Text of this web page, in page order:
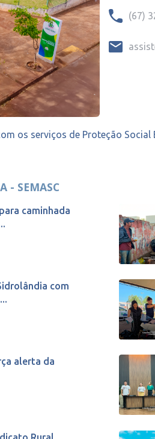
(67)
os serviços de Proteção
- SEMASC
caminhada
com
alerta da